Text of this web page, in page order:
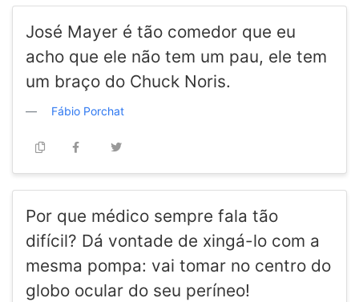
José Mayer é tão comedor que eu
acho que ele não tem um pau, ele tem
um braço do Chuck Noris.
Fábio Porchat
Por que médico sempre fala tão
difícil? Dá vontade de xingá-lo com a
mesma pompa: vai tomar no centro do
globo ocular do seu períneo!